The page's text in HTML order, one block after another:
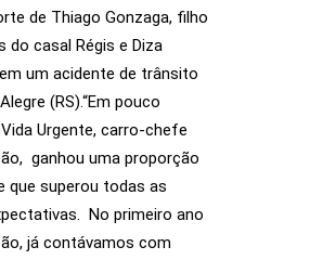
de Thiago Gonzaga, filho
do casal Régis e Diza
um acidente de trânsito
(RS).“Em pouco
Urgente, carro-chefe
ganhou uma proporção
que superou todas as
No primeiro ano
já contávamos com